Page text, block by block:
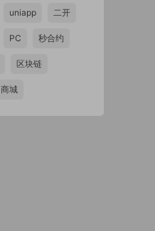
uniapp 二开
PC 秒合约
区块链
商城